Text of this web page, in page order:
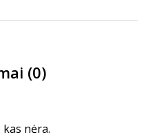
(0)
nėra.